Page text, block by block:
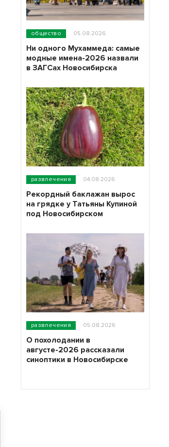
общество 05.08.2026
Ни одного Мухаммеда: самые
модные имена-2026 назвали
в ЗАГСах Новосибирска
развлечения 04.08.2026
Рекордный баклажан вырос
на грядке у Татьяны Купиной
под Новосибирском
развлечения 05.08.2026
О похолодании в
августе-2026 рассказали
синоптики в Новосибирске